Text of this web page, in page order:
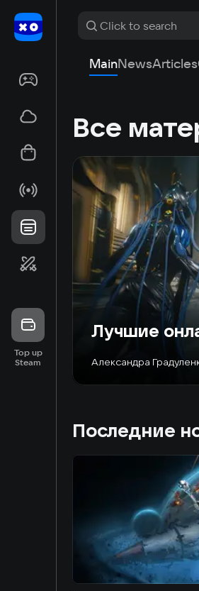
Top up
Steam
MainNewsArticles
Все
Лучшие
Александра
Последние